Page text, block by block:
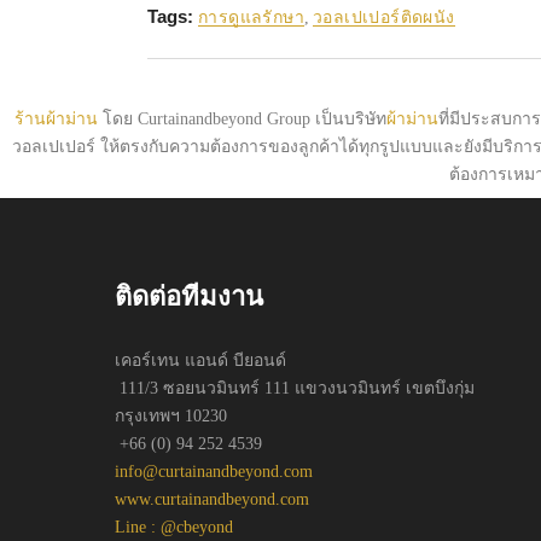
Tags: การดูแลรักษา วอลเปเปอร์ติดผนัง
ร้านผ้าม่านโดย Curtainandbeyond Group เป็นบริษัทผ้าม่านที่มีประสบกา
วอลเปเปอร์ ให้ตรงกับความต้องการของลูกค้าได้ทุกรูปแบบและยังมีบริการ
ต้องการเห
ติดต่อทีมงาน
เคอร์เทน แอนด์ บียอนด์
111/3 ซอยนวมินทร์ 111 แขวงนวมินทร์ เขตบึงกุ่ม
กรุงเทพฯ 10230
+66 (0) 94 252 4539
info@curtainandbeyond.com
www.curtainandbeyond.com
Line : @cbeyond